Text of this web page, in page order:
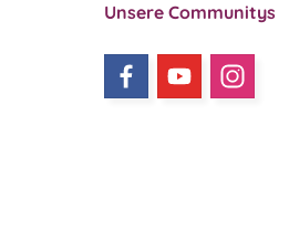
Unsere Communitys